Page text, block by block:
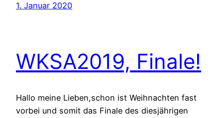
1. Januar 2020
WKSA2019, Finale!
Hallo meine Lieben,schon ist Weihnachten fast
vorbei und somit das Finale des diesjährigen